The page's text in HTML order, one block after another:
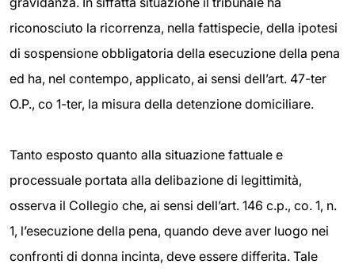
riconosciuto la ricorrenza, nella fattispecie, della ipotesi
di sospensione obbligatoria della esecuzione della pena
ed ha, nel contempo, applicato, ai sensi dell’art. 47-ter
O.P., co 1-ter, la misura della detenzione domiciliare.
Tanto esposto quanto alla situazione fattuale e
processuale portata alla delibazione di legittimità,
osserva il Collegio che, ai sensi dell’art. 146 c.p., co. 1, n.
1, l’esecuzione della pena, quando deve aver luogo nei
confronti di donna incinta, deve essere differita. Tale